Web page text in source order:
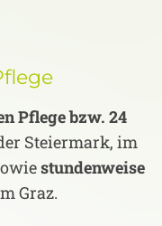
Pflege bzw. 24
Steiermark, im
stundenweise
Graz.